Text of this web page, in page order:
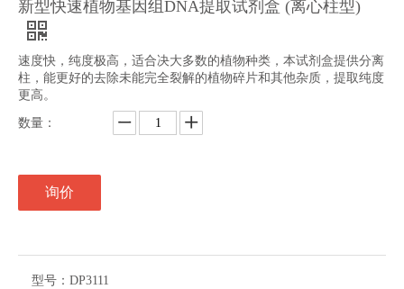
新型快速植物基因组DNA提取试剂盒 (离心柱型)
速度快，纯度极高，适合决大多数的植物种类，本试剂盒提供分离
柱，能更好的去除未能完全裂解的植物碎片和其他杂质，提取纯度
更高。
数量：
询价
型号： DP3111